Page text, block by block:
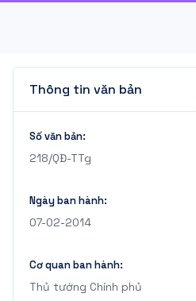
Thông tin văn bản
Số văn bản:
218/QĐ-TTg
Ngày ban hành:
07-02-2014
Cơ quan ban hành:
Thủ tướng Chính phủ